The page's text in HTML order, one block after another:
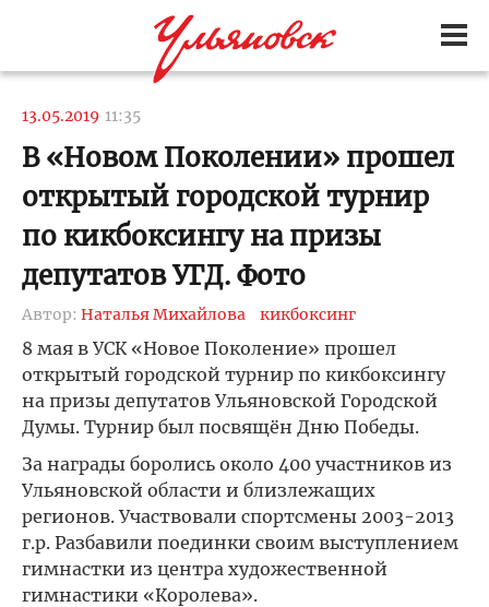
13.05.2019 11:35
В «Новом Поколении» прошел
открытый городской турнир
по кикбоксингу на призы
депутатов УГД. Фото
Автор: Наталья Михайлова кикбоксинг
8 мая в УСК «Новое Поколение» прошел
открытый городской турнир по кикбоксингу
на призы депутатов Ульяновской Городской
Думы. Турнир был посвящён Дню Победы.
За награды боролись около 400 участников из
Ульяновской области и близлежащих
регионов. Участвовали спортсмены 2003-2013
г.р. Разбавили поединки своим выступлением
гимнастки из центра художественной
гимнастики «Королева».